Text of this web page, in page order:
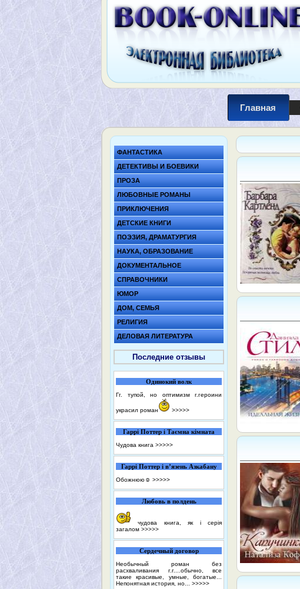
Главная
ФАНТАСТИКА
ДЕТЕКТИВЫ И БОЕВИКИ
ПРОЗА
ЛЮБОВНЫЕ РОМАНЫ
ПРИКЛЮЧЕНИЯ
ДЕТСКИЕ КНИГИ
ПОЭЗИЯ, ДРАМАТУРГИЯ
НАУКА, ОБРАЗОВАНИЕ
ДОКУМЕНТАЛЬНОЕ
СПРАВОЧНИКИ
ЮМОР
ДОМ, СЕМЬЯ
РЕЛИГИЯ
ДЕЛОВАЯ ЛИТЕРАТУРА
Последние отзывы
Одинокий волк
Гг. тупой, но оптимизм г.героини
украсил роман >>>>>
Гаррі Поттер і Таємна кімната
Чудова книга >>>>>
Гаррі Поттер і в’язень Азкабану
Обожнюю☺️ >>>>>
Любовь в полдень
чудова книга, як і серія
загалом >>>>>
Сердечный договор
Необычный роман без
расхваливания г.г....обычно, все
такие красивые, умные, богатые...
Непонятная история, но... >>>>>